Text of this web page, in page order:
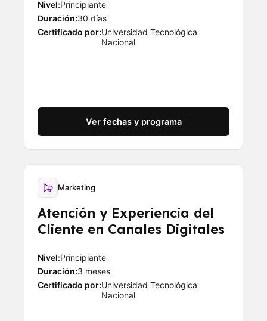
Nivel:Principiante
Duración:30 días
Certificado por:Universidad Tecnológica
Nacional
Ver fechas y programa
Marketing
Atención y Experiencia del
Cliente en Canales Digitales
Nivel:Principiante
Duración:3 meses
Certificado por:Universidad Tecnológica
Nacional